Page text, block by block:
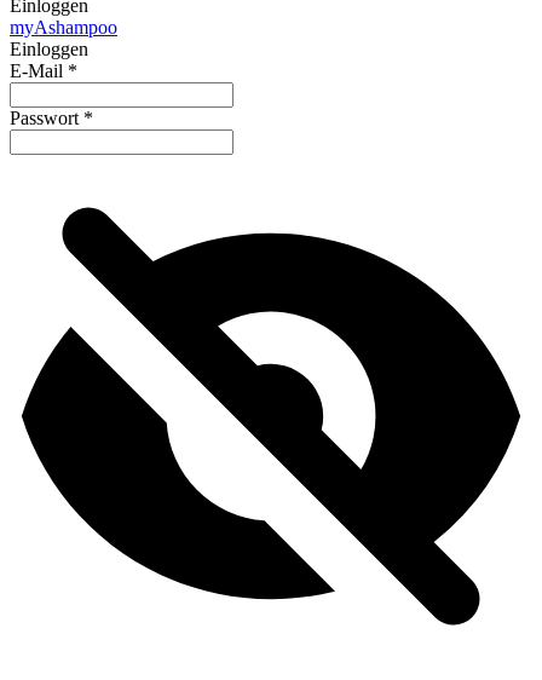
Einloggen
myAshampoo
Einloggen
E-Mail *
Passwort *